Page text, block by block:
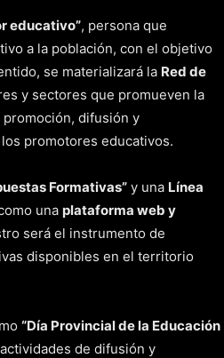
educativo”, persona que
a la población, con el objetivo
se materializará la Red de
y sectores que promueven la
difusión y
promotores educativos.
Formativas” y una Línea
una plataforma web y
será el instrumento de
disponibles en el territorio
“Día Provincial de la Educación
de difusión y